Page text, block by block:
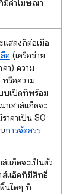
มีค่าโฆษณา
สดงก็ต่อเมื่อ
อ (เครือข่าย
า) ความ
รือความ
บเปิดที่พร้อม
เฮาส์แอ็ดจะ
าคาเป็น $0
การจัดสรร
แอ็ดจะเป็นตัว
ส์แอ็ดที่มีสิทธิ์
นใดๆ ที่